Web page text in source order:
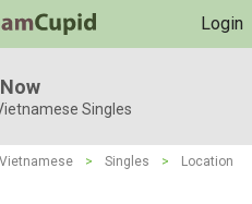
Login
Singles
Vietnamese > Singles >
Location